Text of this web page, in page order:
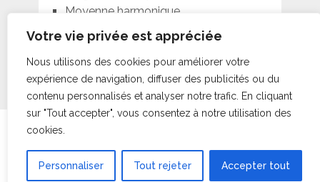
Votre vie privée est appréciée
Nous utilisons des cookies pour améliorer votre
expérience de navigation, diffuser des publicités ou du
contenu personnalisés et analyser notre trafic. En cliquant
sur "Tout accepter", vous consentez à notre utilisation des
cookies.
Personnaliser Tout rejeter Accepter tout
Moyenne harmonique
Moyenne géométrique
Moyenne pondérée
Statorials
Conditions d’Utilisation•À Propos•Contact|Retour au
sommet ↑